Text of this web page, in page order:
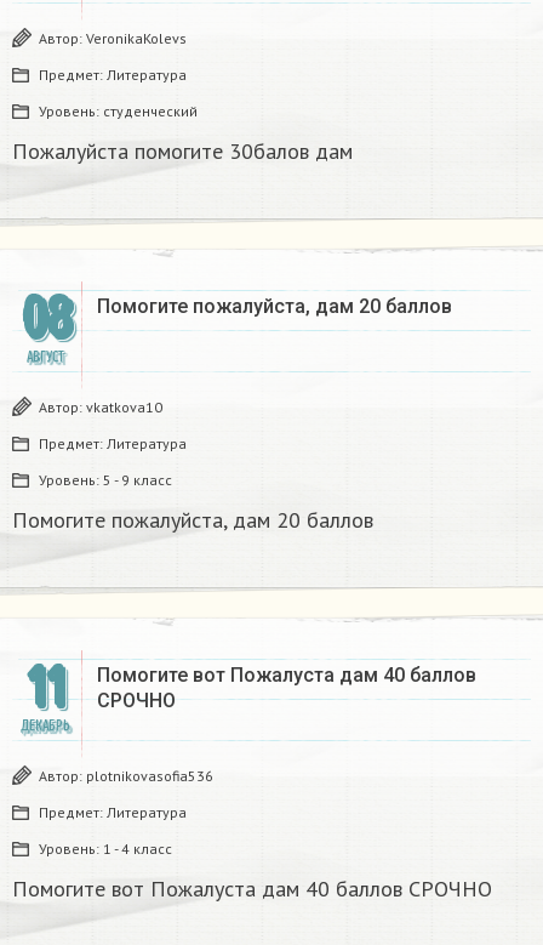
Автор: VeronikaKolevs
Предмет: Литература
Уровень: студенческий
Пожалуйста помогите 30балов дам
08
АВГУСТ
Помогите пожалуйста, дам 20 баллов
Автор: vkatkova10
Предмет: Литература
Уровень: 5 - 9 класс
Помогите пожалуйста, дам 20 баллов
11
ДЕКАБРЬ
Помогите вот Пожалуста дам 40 баллов
СРОЧНО​
Автор: plotnikovasofia536
Предмет: Литература
Уровень: 1 - 4 класс
Помогите вот Пожалуста дам 40 баллов СРОЧНО​